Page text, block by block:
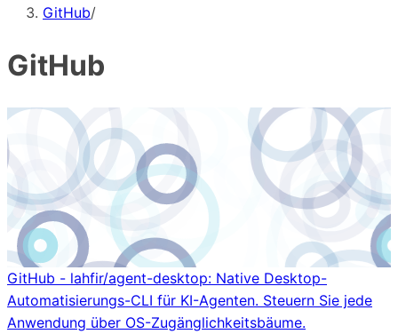
GitHub/
GitHub
GitHub - lahfir/agent-desktop: Native Desktop-
Automatisierungs-CLI für KI-Agenten. Steuern Sie jede
Anwendung über OS-Zugänglichkeitsbäume.